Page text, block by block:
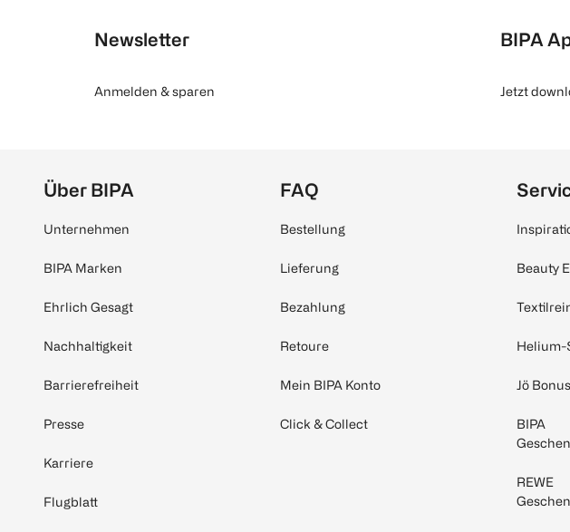
Newsletter
Anmelden & sparen
BIPA
Jetzt
Über BIPA
Unternehmen
BIPA Marken
Ehrlich Gesagt
Nachhaltigkeit
Barrierefreiheit
Presse
Karriere
Flugblatt
FAQ
Bestellung
Lieferung
Bezahlung
Retoure
Mein BIPA Konto
Click & Collect
Beauty
Helium-
Jö
BIPA
REWE